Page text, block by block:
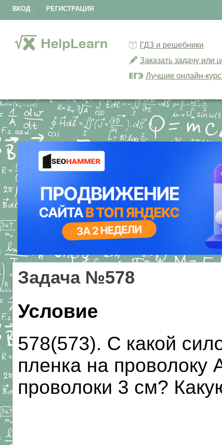
ВХОД РЕГИСТРАЦИЯ
ГДЗ и решебники
Заказать задачу или
Лучшие онлайн-
Задача №578
Условие
578(573). С какой
пленка на проволоку
проволоки 3 см?